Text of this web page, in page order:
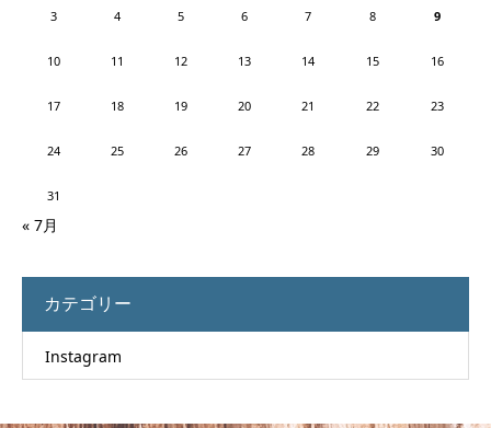
3 4 5 6 7 8 9
10 11 12 13 14 15 16
17 18 19 20 21 22 23
24 25 26 27 28 29 30
31
« 7月
カテゴリー
Instagram